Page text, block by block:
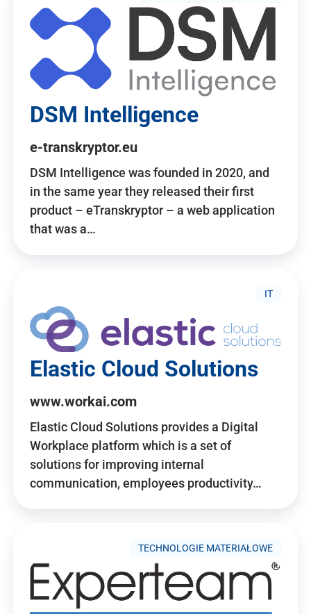
DSM Intelligence
e-transkryptor.eu
DSM Intelligence was founded in 2020, and
in the same year they released their first
product – eTranskryptor – a web application
that was a…
IT
Elastic Cloud Solutions
www.workai.com
Elastic Cloud Solutions provides a Digital
Workplace platform which is a set of
solutions for improving internal
communication, employees productivity…
TECHNOLOGIE MATERIAŁOWE